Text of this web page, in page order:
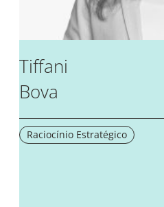
Tiffani
Bova
Raciocínio Estratégico